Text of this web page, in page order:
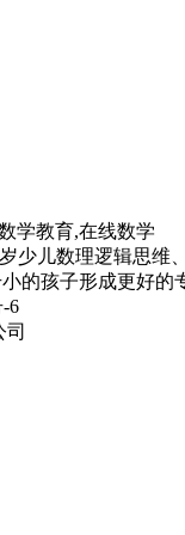
学教育,在线数学
少儿数理逻辑思
的孩子形成更好的
6